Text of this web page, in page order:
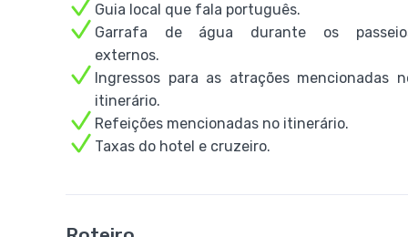
Guia local que fala português.
Garrafa de água durante os
externos.
Ingressos para as atrações mencionadas
itinerário.
Refeições mencionadas no itinerário.
Taxas do hotel e cruzeiro.